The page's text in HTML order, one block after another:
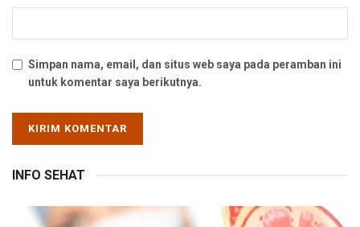
Simpan nama, email, dan situs web saya pada peramban ini
untuk komentar saya berikutnya.
INFO SEHAT